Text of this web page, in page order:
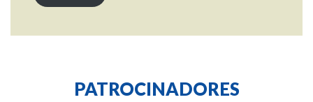
PATROCINADORES